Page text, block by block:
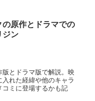
の原作とドラマでの
ジン
とドラマ版で解説。映
れた経緯や他のキャラ
コミに登場するかも記